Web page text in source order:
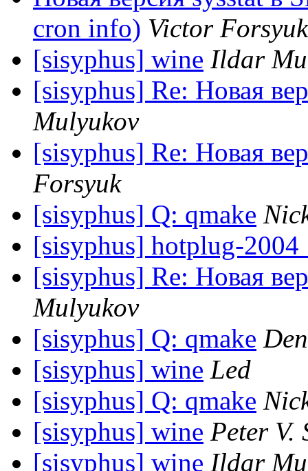
cron info) Victor Forsyuk
[sisyphus] wine Ildar
[sisyphus] Re: Новая
Mulyukov
[sisyphus] Re: Новая
Forsyuk
[sisyphus] Q: qmake
[sisyphus] hotplug-
[sisyphus] Re: Новая
Mulyukov
[sisyphus] Q: qmake
[sisyphus] wine Led
[sisyphus] Q: qmake
[sisyphus] wine Peter V.
[sisyphus] wine Ildar